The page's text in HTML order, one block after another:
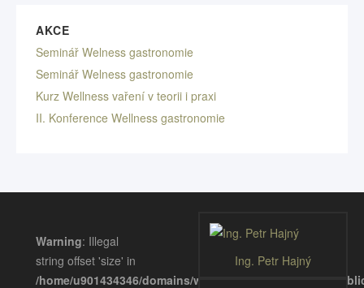
AKCE
Seminář Welness gastronomie
Seminář Welness gastronomie
Kurz Wellness vaření v teorii i praxi
II. Konference Wellness gastronomie
Warning: Illegal
string offset 'size' in
/home/u901434346/domains/wellnessgastronomie.eu/
Ing. Petr Hajný